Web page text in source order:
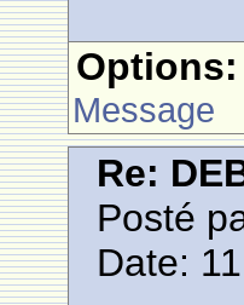
Options:
Message
Re:
Posté
Date: